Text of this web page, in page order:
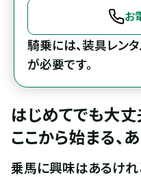
お
騎乗には、装具レン
が必要です。
はじめてでも大丈
ここから始まる、
乗馬に興味はあるけれ